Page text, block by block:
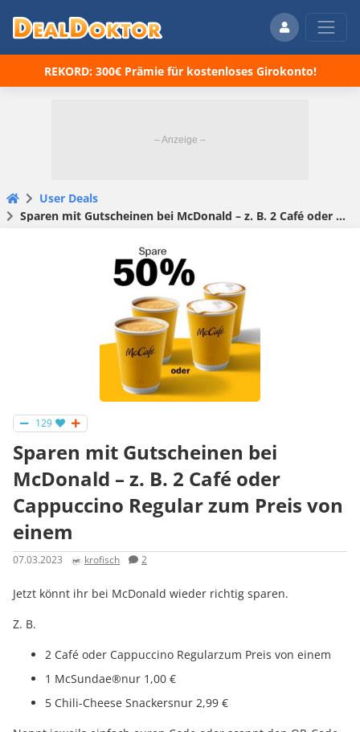
REKORD: 300€ Prämie für kostenloses Girokonto!
User Deals
Sparen mit Gutscheinen bei McDonald – z. B. 2 Café oder Cappuccino Regular zum Preis von einem
129
Sparen mit Gutscheinen bei
McDonald – z. B. 2 Café oder
Cappuccino Regular zum Preis von
einem
07.03.2023 krofisch 2
Jetzt könnt ihr bei McDonald wieder richtig sparen.
Z. B.
2 Café oder Cappuccino Regularzum Preis von einem
1 McSundae®nur 1,00 €
5 Chili-Cheese Snackersnur 2,99 €